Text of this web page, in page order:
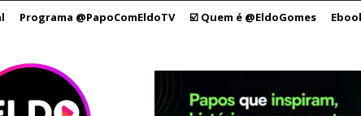
Programa @PapoComEldoTV ☑️ Quem é @EldoGomes